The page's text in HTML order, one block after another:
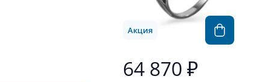
64 870 ₽
Акция